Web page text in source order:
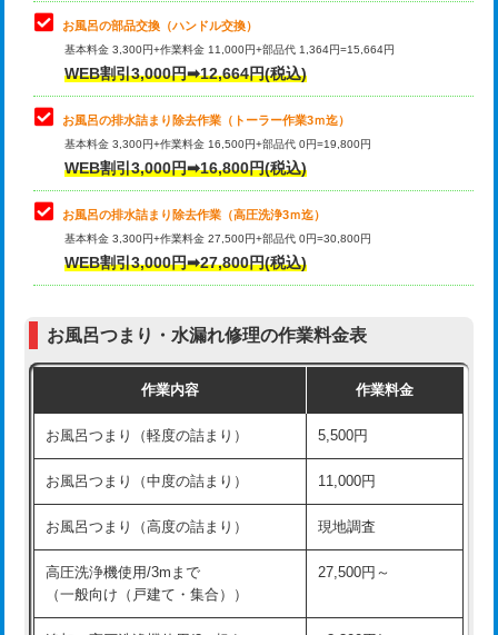
トイレタンク脱着
トイレ便器脱着
タンクレストイレ脱着 33,000円
小便器トイレ脱着
その他部品の脱着 8,800円～
交換・取付（タンク）
交換・取付（普通便座） 11,000円+材料費
交換・取付（温水洗浄便座） 16,500円+材料費
交換・取付(単水栓（壁付・デッキ
式）)
13,200円+材料費
交換・取付(混合水栓（壁付・デッキ
式・ワンホール）)
16,500円+材料費
交換・取付(排水栓・排水トラップ
（P/S/ポップアップ））
22,000円+材料費
お風呂の部品交換（ハンドル交換）
基本料金 3,300円+作業料金 11,000円+部品代 1,364円=15,664円
WEB割引3,000円➡12,664円(税込)
お風呂の排水詰まり除去作業（トーラー作業3ｍ迄）
基本料金 3,300円+作業料金 16,500円+部品代 0円=19,800円
WEB割引3,000円➡16,800円(税込)
お風呂の排水詰まり除去作業（高圧洗浄3ｍ迄）
基本料金 3,300円+作業料金 27,500円+部品代 0円=30,800円
WEB割引3,000円➡27,800円(税込)
お風呂つまり・水漏れ修理の作業料金表
作業内容 作業料金
お風呂つまり（軽度の詰まり） 5,500円
お風呂つまり（中度の詰まり） 11,000円
お風呂つまり（高度の詰まり） 現地調査
高圧洗浄機使用/3mまで
（一般向け（戸建て・集合））
27,500円～